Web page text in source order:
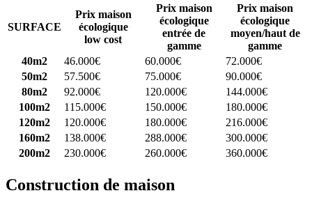
SURFACE
Prix maison
écologique
low cost
Prix maison
écologique
entrée de
gamme
Prix maison
écologique
moyen/haut de
gamme
40m2
46.000€ 60.000€
72.000€
50m2
57.500€ 75.000€
90.000€
80m2
92.000€ 120.000€
144.000€
100m2
115.000€ 150.000€
180.000€
120m2
120.000€ 180.000€
216.000€
160m2
138.000€ 288.000€
300.000€
200m2
230.000€ 260.000€ 360.000€
Construction de maison